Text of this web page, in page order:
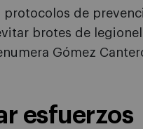
protocolos de
brotes de
Gómez
esfuerzos